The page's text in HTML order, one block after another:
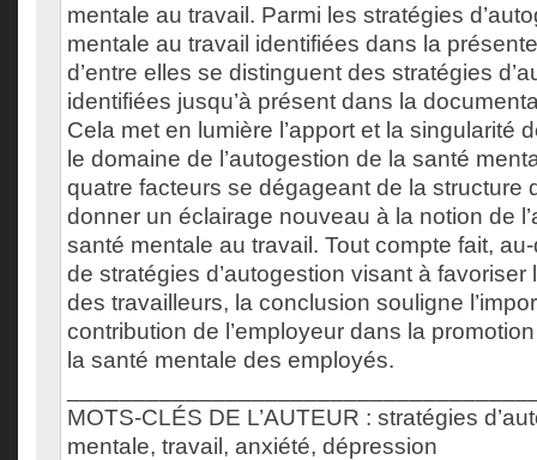
mentale au travail. Parmi les stratégies
mentale au travail identifiées dans la
d’entre elles se distinguent des stratégies
identifiées jusqu’à présent dans la
Cela met en lumière l’apport et la singularité
le domaine de l’autogestion de la santé
quatre facteurs se dégageant de la structure
donner un éclairage nouveau à la notion de
santé mentale au travail. Tout compte fait,
de stratégies d’autogestion visant à favoriser
des travailleurs, la conclusion souligne
contribution de l’employeur dans la
la santé mentale des employés.
MOTS-CLÉS DE L’AUTEUR : stratégies
mentale, travail, anxiété, dépression